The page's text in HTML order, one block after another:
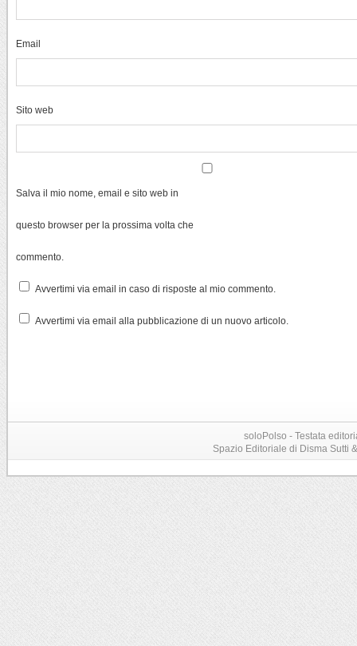
Email
Sito web
Salva il mio nome, email e sito web in
questo browser per la prossima volta che
commento.
Avvertimi via email in caso di risposte al mio commento.
Avvertimi via email alla pubblicazione di un nuovo articolo.
soloPolso - Testata
Spazio Editoriale di Disma Sutti